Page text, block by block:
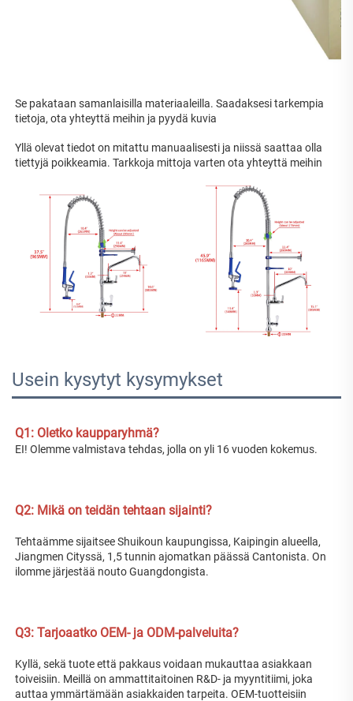
Se pakataan samanlaisilla materiaaleilla. Saadaksesi tarkempia
tietoja, ota yhteyttä meihin ja pyydä kuvia
Yllä olevat tiedot on mitattu manuaalisesti ja niissä saattaa olla
tiettyjä poikkeamia. Tarkkoja mittoja varten ota yhteyttä meihin
Usein kysytyt kysymykset
Q1: Oletko kaupparyhmä?
EI! Olemme valmistava tehdas, jolla on yli 16 vuoden kokemus.
Q2: Mikä on teidän tehtaan sijainti?
Tehtaämme sijaitsee Shuikoun kaupungissa, Kaipingin alueella,
Jiangmen Cityssä, 1,5 tunnin ajomatkan päässä Cantonista. On
ilomme järjestää nouto Guangdongista.
Q3: Tarjoaatko OEM- ja ODM-palveluita?
Kyllä, sekä tuote että pakkaus voidaan mukauttaa asiakkaan
toiveisiin. Meillä on ammattitaitoinen R&D- ja myyntitiimi, joka
auttaa ymmärtämään asiakkaiden tarpeita. OEM-tuotteisiin